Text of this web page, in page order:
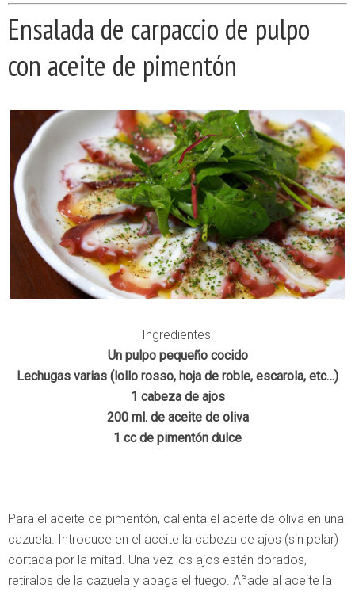
Ensalada de carpaccio de pulpo
con aceite de pimentón
Ingredientes:
Un pulpo pequeño cocido
Lechugas varias (lollo rosso, hoja de roble, escarola, etc…)
1 cabeza de ajos
200 ml. de aceite de oliva
1 cc de pimentón dulce
Para el aceite de pimentón, calienta el aceite de oliva en una
cazuela. Introduce en el aceite la cabeza de ajos (sin pelar)
cortada por la mitad. Una vez los ajos estén dorados,
retíralos de la cazuela y apaga el fuego. Añade al aceite la